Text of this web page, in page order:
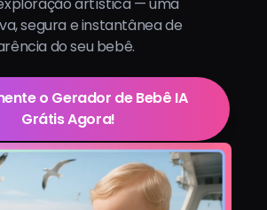
segura e instantânea de
do seu bebê.
o Gerador de Bebê IA
Grátis Agora!